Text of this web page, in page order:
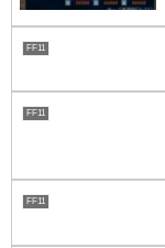
FF11
FF11
FF11